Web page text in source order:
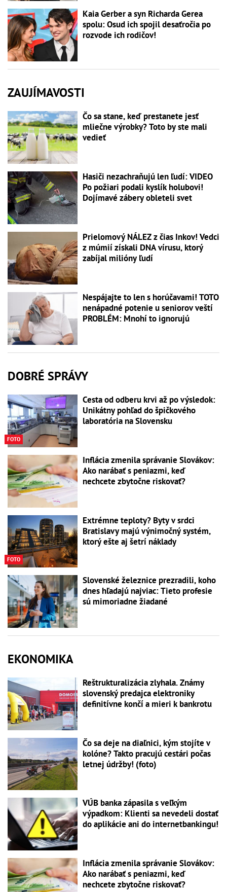
Kaia Gerber a syn Richarda Gerea
spolu: Osud ich spojil desaťročia po
rozvode ich rodičov!
ZAUJÍMAVOSTI
Čo sa stane, keď prestanete jesť
mliečne výrobky? Toto by ste mali
vedieť
Hasiči nezachraňujú len ľudí: VIDEO
Po požiari podali kyslík holubovi!
Dojímavé zábery obleteli svet
Prielomový NÁLEZ z čias Inkov! Vedci
z múmií získali DNA vírusu, ktorý
zabíjal milióny ľudí
Nespájajte to len s horúčavami! TOTO
nenápadné potenie u seniorov veští
PROBLÉM: Mnohí to ignorujú
DOBRÉ SPRÁVY
FOTO
Cesta od odberu krvi až po výsledok:
Unikátny pohľad do špičkového
laboratória na Slovensku
Inflácia zmenila správanie Slovákov:
Ako narábať s peniazmi, keď
nechcete zbytočne riskovať?
FOTO
Extrémne teploty? Byty v srdci
Bratislavy majú výnimočný systém,
ktorý ešte aj šetrí náklady
Slovenské železnice prezradili, koho
dnes hľadajú najviac: Tieto profesie
sú mimoriadne žiadané
EKONOMIKA
Reštrukturalizácia zlyhala. Známy
slovenský predajca elektroniky
definitívne končí a mieri k bankrotu
Čo sa deje na diaľnici, kým stojíte v
kolóne? Takto pracujú cestári počas
letnej údržby! (foto)
VÚB banka zápasila s veľkým
výpadkom: Klienti sa nevedeli dostať
do aplikácie ani do internetbankingu!
Inflácia zmenila správanie Slovákov:
Ako narábať s peniazmi, keď
nechcete zbytočne riskovať?